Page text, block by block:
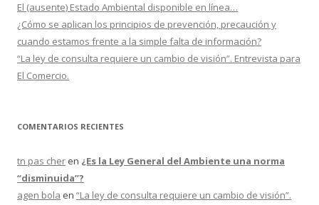
El (ausente) Estado Ambiental disponible en línea…
¿Cómo se aplican los principios de prevención, precaución y
cuando estamos frente a la simple falta de información?
“La ley de consulta requiere un cambio de visión”. Entrevista para
El Comercio.
COMENTARIOS RECIENTES
tn pas cher en ¿Es la Ley General del Ambiente una norma
“disminuida”?
agen bola en “La ley de consulta requiere un cambio de visión”.